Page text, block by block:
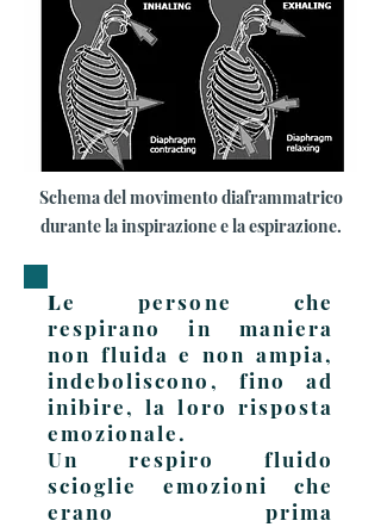
Schema del movimento diaframmatrico
durante la inspirazione e la espirazione.
Le persone che
respirano in maniera
non fluida e non ampia,
indeboliscono, fino ad
inibire, la loro risposta
emozionale.
Un respiro fluido
scioglie emozioni che
erano prima